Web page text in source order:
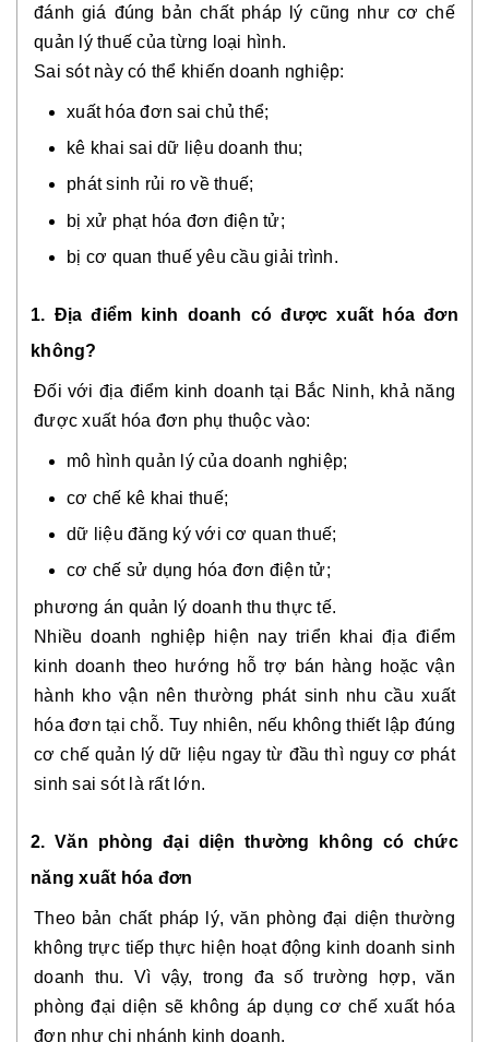
đánh giá đúng bản chất pháp lý cũng như cơ chế
quản lý thuế của từng loại hình.
Sai sót này có thể khiến doanh nghiệp:
xuất hóa đơn sai chủ thể;
kê khai sai dữ liệu doanh thu;
phát sinh rủi ro về thuế;
bị xử phạt hóa đơn điện tử;
bị cơ quan thuế yêu cầu giải trình.
1. Địa điểm kinh doanh có được xuất hóa đơn
không?
Đối với địa điểm kinh doanh tại Bắc Ninh, khả năng
được xuất hóa đơn phụ thuộc vào:
mô hình quản lý của doanh nghiệp;
cơ chế kê khai thuế;
dữ liệu đăng ký với cơ quan thuế;
cơ chế sử dụng hóa đơn điện tử;
phương án quản lý doanh thu thực tế.
Nhiều doanh nghiệp hiện nay triển khai địa điểm
kinh doanh theo hướng hỗ trợ bán hàng hoặc vận
hành kho vận nên thường phát sinh nhu cầu xuất
hóa đơn tại chỗ. Tuy nhiên, nếu không thiết lập đúng
cơ chế quản lý dữ liệu ngay từ đầu thì nguy cơ phát
sinh sai sót là rất lớn.
2. Văn phòng đại diện thường không có chức
năng xuất hóa đơn
Theo bản chất pháp lý, văn phòng đại diện thường
không trực tiếp thực hiện hoạt động kinh doanh sinh
doanh thu. Vì vậy, trong đa số trường hợp, văn
phòng đại diện sẽ không áp dụng cơ chế xuất hóa
đơn như chi nhánh kinh doanh.